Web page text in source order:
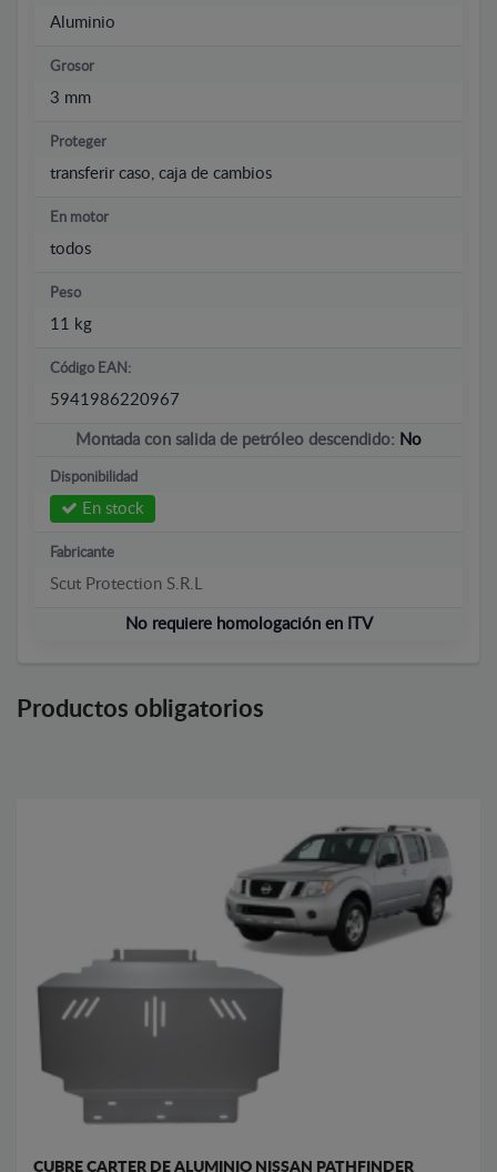
Aluminio
Grosor
3 mm
Proteger
transferir caso, caja de cambios
En motor
todos
Peso
11 kg
Código EAN:
5941986220967
Montada con salida de petróleo descendido: No
Disponibilidad
En stock
Fabricante
Scut Protection S.R.L
No requiere homologación en ITV
Productos obligatorios
CUBRE CARTER DE ALUMINIO NISSAN PATHFINDER